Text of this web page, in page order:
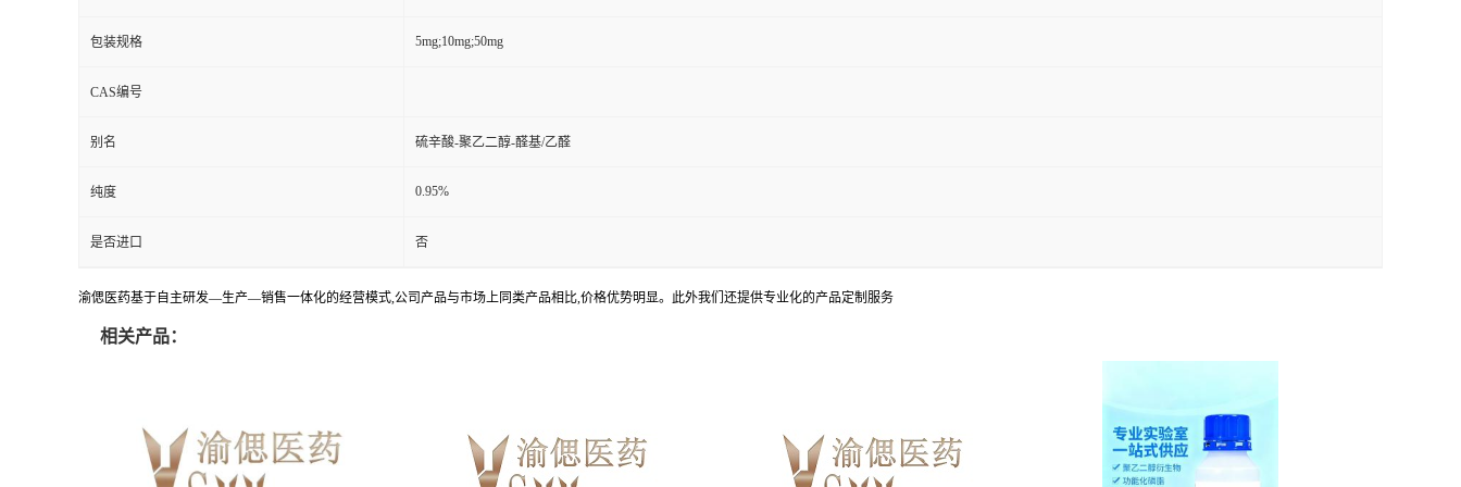
包装规格 5mg;10mg;50mg
CAS编号
别名 硫辛酸-聚乙二醇-醛基/乙醛
纯度 0.95%
是否进口 否
渝偲医药基于自主研发—生产—销售一体化的经营模式,公司产品与市场上同类产品相比,价格优势明显。此外我们还提供专业化的产品定制服务
相关产品：